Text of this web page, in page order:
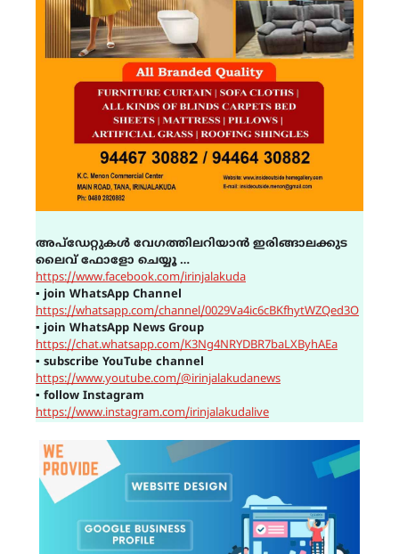
അപ്ഡേറ്റുകൾ വേഗത്തിലറിയാൻ ഇരിങ്ങാലക്കുട
ലൈവ് ഫോളോ ചെയ്യൂ …
https://www.facebook.com/irinjalakuda
▪join WhatsApp Channel
https://whatsapp.com/channel/0029Va4ic6cBKfhytWZQed3O
▪join WhatsApp News Group
https://chat.whatsapp.com/K3Ng4NRYDBR7baLXByhAEa
▪ subscribe YouTube channel
https://www.youtube.com/@irinjalakudanews
▪ follow Instagram
https://www.instagram.com/irinjalakudalive